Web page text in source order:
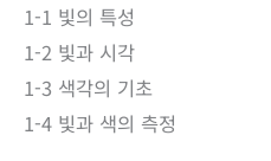
1-1 빛의 특성
1-2 빛과 시각
1-3 색각의 기초
1-4 빛과 색의 측정